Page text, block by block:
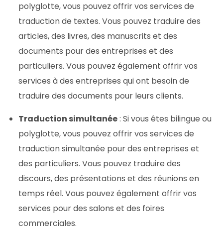
polyglotte, vous pouvez offrir vos services de
traduction de textes. Vous pouvez traduire des
articles, des livres, des manuscrits et des
documents pour des entreprises et des
particuliers. Vous pouvez également offrir vos
services à des entreprises qui ont besoin de
traduire des documents pour leurs clients.
Traduction simultanée: Si vous êtes bilingue ou
polyglotte, vous pouvez offrir vos services de
traduction simultanée pour des entreprises et
des particuliers. Vous pouvez traduire des
discours, des présentations et des réunions en
temps réel. Vous pouvez également offrir vos
services pour des salons et des foires
commerciales.